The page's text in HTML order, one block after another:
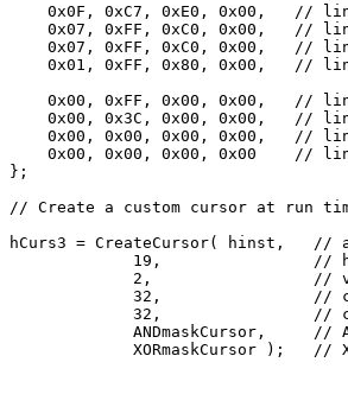
0x0F, 0xC7, 0xE0, 0x00,   //
0x07, 0xFF, 0xC0, 0x00,   //
0x07, 0xFF, 0xC0, 0x00,   //
0x01, 0xFF, 0x80, 0x00,   //
0x00, 0xFF, 0x00, 0x00,   //
0x00, 0x3C, 0x00, 0x00,   //
0x00, 0x00, 0x00, 0x00,   //
0x00, 0x00, 0x00, 0x00    //
};
// Create a custom cursor at run
hCurs3 = CreateCursor( hinst,   //
19,                //
2,                 //
32,                //
32,                //
ANDmaskCursor,     //
XORmaskCursor );   //